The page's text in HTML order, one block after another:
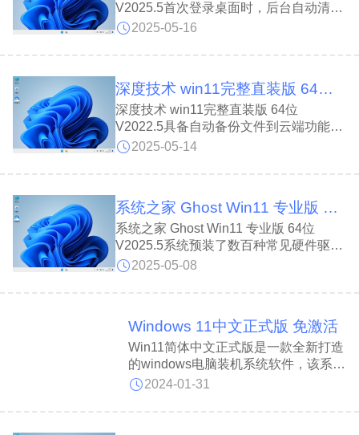
V2025.5首次登录桌面时，后台自动清理
残留病毒，杜绝隐患;深度技术 最新
件兼容性好，安全性高，优化注册表，防
保留原版性能与兼容性，是办公用户的理
想选择。
2025-05-16
深度技术 win11完整直装版 64位 V2022.5
深度技术 win11完整直装版 64位
V2022.5具备自动备份文件到云端功能，
防止文件丢失;深度技术 win11完整直装
动，优化系统，减少无用进程，提升运行
找并安装微软数字签名认证的驱动，确保
稳定运行。
2025-05-14
系统之家 Ghost Win11 专业版 64位 V2025.5
系统之家 Ghost Win11 专业版 64位
V2025.5系统预装了数百种常见硬件驱
动，可自动识别并安装，确保功能稳定运
V2025.5采用独创的双恢复模式，解决了
安装系统的问题，提供绿色装机必备软
件，即开即用。
2025-05-08
Windows 11中文正式版 免激活
Win11简体中文正式版是一款全新打造
的windows电脑装机系统软件，该系统
能让用户们体验到最新win11的全新界
64位的运行环境，使得该系统的运行
2024-01-31